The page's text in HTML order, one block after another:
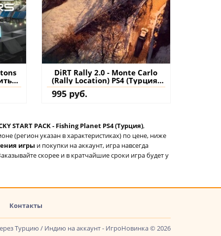
DiRT Rally 2.0 - Monte Carlo
(Rally Location) PS4 (Турция)
купить дополнение на
995 руб.
START PACK - Fishing Planet PS4 (Турция),
(регион указан в характеристиках) по цене, ниже
игры и покупки на аккаунт, игра навсегда
скорее и в кратчайшие сроки игра будет у
Контакты
Турцию / Индию на аккаунт - ИгроНовинка © 2026